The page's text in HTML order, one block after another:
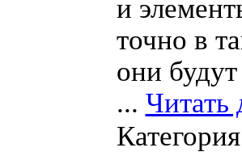
и
точно в
они
... Читать